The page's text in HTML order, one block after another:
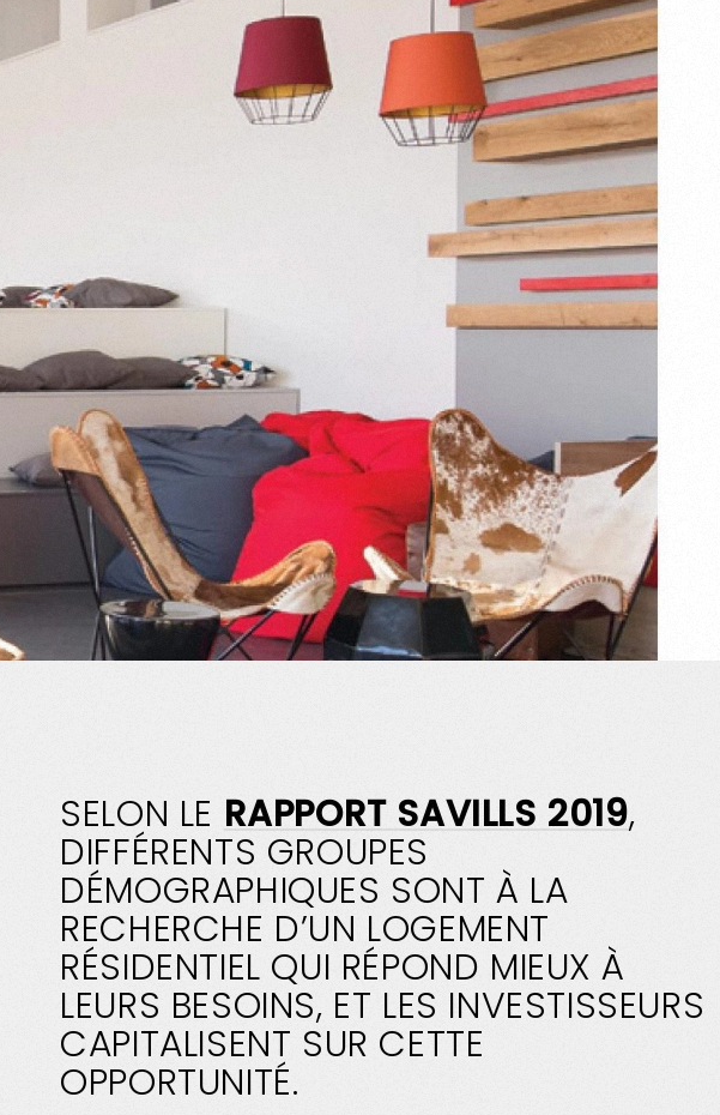
SELON LE RAPPORT SAVILLS 2019,
DIFFÉRENTS GROUPES
DÉMOGRAPHIQUES SONT À LA
RECHERCHE D’UN LOGEMENT
RÉSIDENTIEL QUI RÉPOND MIEUX À
LEURS BESOINS, ET LES INVESTISSEURS
CAPITALISENT SUR CETTE
OPPORTUNITÉ.